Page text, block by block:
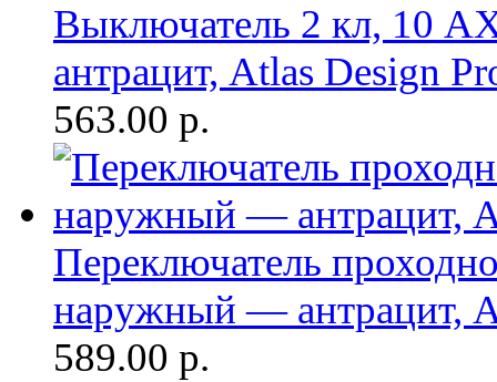
Выключатель 2 кл, 10
антрацит, Atlas Design
563.00 р.
Переключатель
наружный — антрацит,
589.00 р.